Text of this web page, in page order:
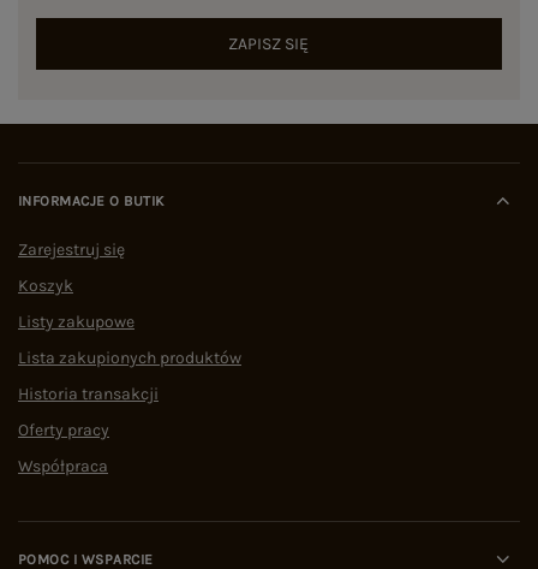
ZAPISZ SIĘ
INFORMACJE O BUTIK
Zarejestruj się
Koszyk
Listy zakupowe
Lista zakupionych produktów
Historia transakcji
Oferty pracy
Współpraca
POMOC I WSPARCIE